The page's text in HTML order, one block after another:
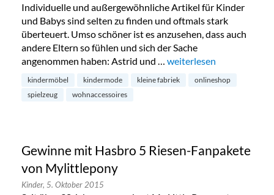
Individuelle und außergewöhnliche Artikel für Kinder
und Babys sind selten zu finden und oftmals stark
überteuert. Umso schöner ist es anzusehen, dass auch
andere Eltern so fühlen und sich der Sache
angenommen haben: Astrid und … „Kleine Fabriek:
weiterlesen
kindermöbel kindermode kleine fabriek
onlineshop
spielzeug
wohnaccessoires
Gewinne mit Hasbro 5 Riesen-Fanpakete
von Mylittlepony
Kinder, 5. Oktober 2015